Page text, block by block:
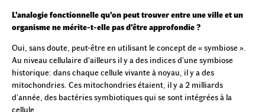
L’analogie fonctionnelle qu’on peut trouver entre une ville et un
organisme ne mérite-t-elle pas d’être approfondie ?
Oui, sans doute, peut-être en utilisant le concept de « symbiose ».
Au niveau cellulaire d’ailleurs il y a des indices d’une symbiose
historique: dans chaque cellule vivante à noyau, il y a des
mitochondries. Ces mitochondries étaient, il y a 2 milliards
d’année, des bactéries symbiotiques qui se sont intégrées à la
cellule.